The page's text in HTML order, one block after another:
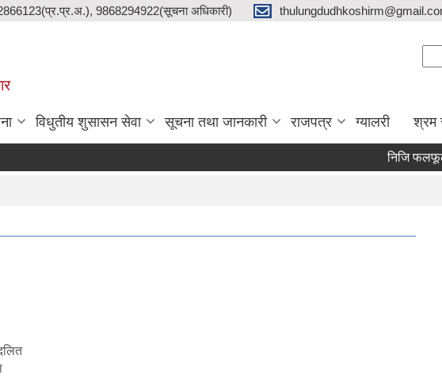
9868294922(सूचना अधिकारी)
विधुतीय शुसासन सेवा सूचना तथा जानकारी राजपत्र ग्यालरी श्रम
निजि फलफूल